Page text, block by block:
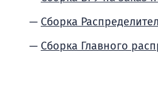
Сборка
Сборка Главного